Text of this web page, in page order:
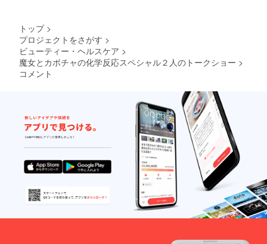
トップ >
プロジェクトをさがす >
ビューティー・ヘルスケア >
魔女とカボチャの化学反応スペシャル２人のトークショー >
コメント